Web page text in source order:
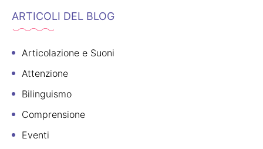
ARTICOLI DEL BLOG
Articolazione e Suoni
Attenzione
Bilinguismo
Comprensione
Eventi